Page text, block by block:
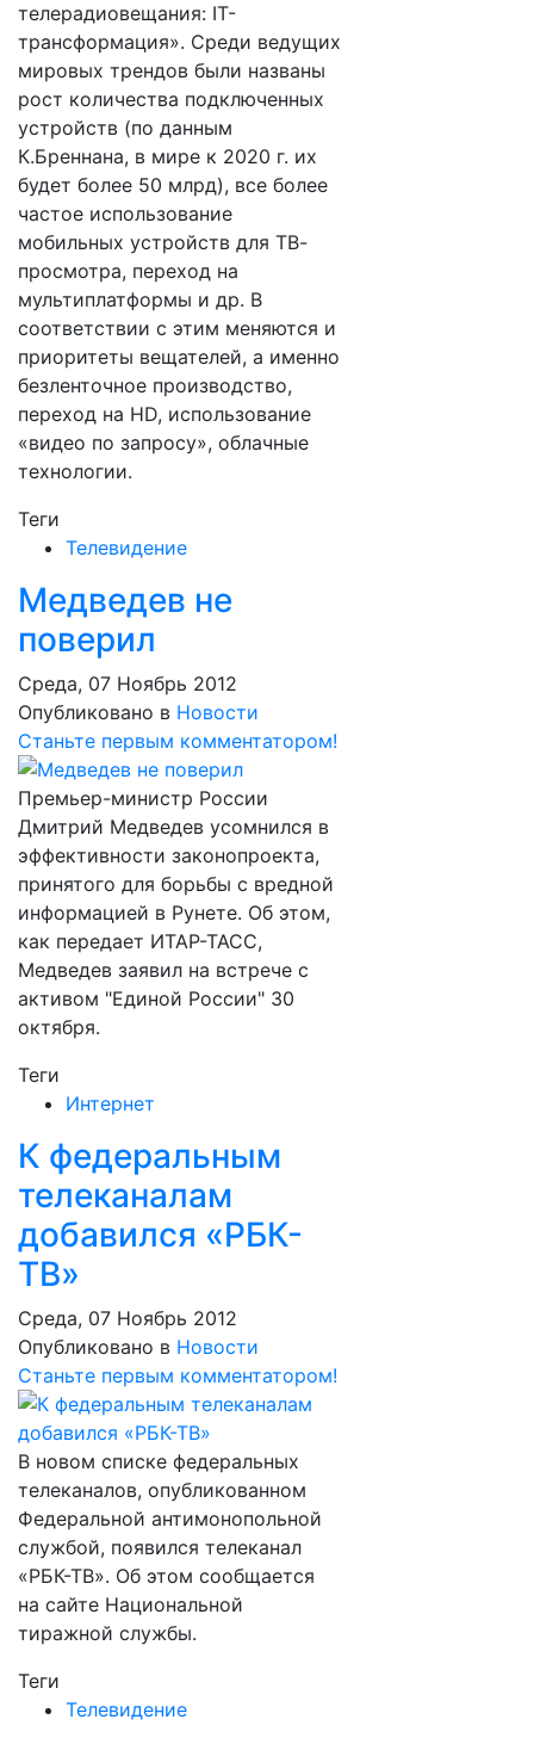
телерадиовещания: IT-
трансформация». Среди ведущих
мировых трендов были названы
рост количества подключенных
устройств (по данным
К.Бреннана, в мире к 2020 г. их
будет более 50 млрд), все более
частое использование
мобильных устройств для ТВ-
просмотра, переход на
мультиплатформы и др. В
соответствии с этим меняются и
приоритеты вещателей, а именно
безленточное производство,
переход на HD, использование
«видео по запросу», облачные
технологии.
Теги
Телевидение
Медведев не
поверил
Среда, 07 Ноябрь 2012
Опубликовано в Новости
Станьте первым комментатором!
Премьер-министр России
Дмитрий Медведев усомнился в
эффективности законопроекта,
принятого для борьбы с вредной
информацией в Рунете. Об этом,
как передает ИТАР-ТАСС,
Медведев заявил на встрече с
активом "Единой России" 30
октября.
Теги
Интернет
К федеральным
телеканалам
добавился «РБК-
ТВ»
Среда, 07 Ноябрь 2012
Опубликовано в Новости
Станьте первым комментатором!
В новом списке федеральных
телеканалов, опубликованном
Федеральной антимонопольной
службой, появился телеканал
«РБК-ТВ». Об этом сообщается
на сайте Национальной
тиражной службы.
Теги
Телевидение